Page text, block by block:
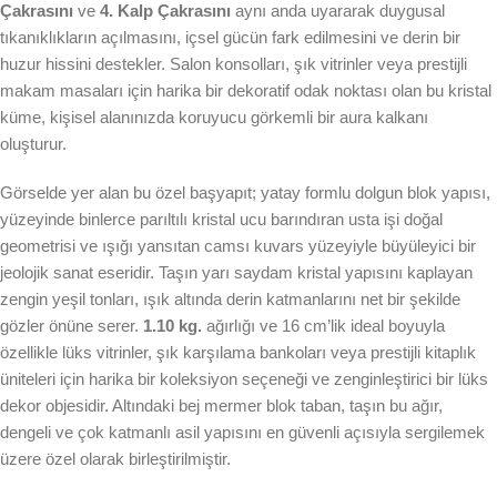
Çakrasını ve 4. Kalp Çakrasını aynı anda uyararak duygusal
tıkanıklıkların açılmasını, içsel gücün fark edilmesini ve derin bir
huzur hissini destekler. Salon konsolları, şık vitrinler veya prestijli
makam masaları için harika bir dekoratif odak noktası olan bu kristal
küme, kişisel alanınızda koruyucu görkemli bir aura kalkanı
oluşturur.
Görselde yer alan bu özel başyapıt; yatay formlu dolgun blok yapısı,
yüzeyinde binlerce parıltılı kristal ucu barındıran usta işi doğal
geometrisi ve ışığı yansıtan camsı kuvars yüzeyiyle büyüleyici bir
jeolojik sanat eseridir. Taşın yarı saydam kristal yapısını kaplayan
zengin yeşil tonları, ışık altında derin katmanlarını net bir şekilde
gözler önüne serer. 1.10 kg. ağırlığı ve 16 cm’lik ideal boyuyla
özellikle lüks vitrinler, şık karşılama bankoları veya prestijli kitaplık
üniteleri için harika bir koleksiyon seçeneği ve zenginleştirici bir lüks
dekor objesidir. Altındaki bej mermer blok taban, taşın bu ağır,
dengeli ve çok katmanlı asil yapısını en güvenli açısıyla sergilemek
üzere özel olarak birleştirilmiştir.